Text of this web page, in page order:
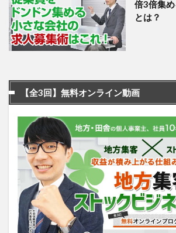
倍3倍集
とは？
【全3回】無料オンライン動画